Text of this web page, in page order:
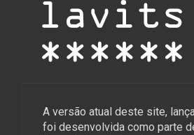
A versão atual deste site,
foi desenvolvida como parte